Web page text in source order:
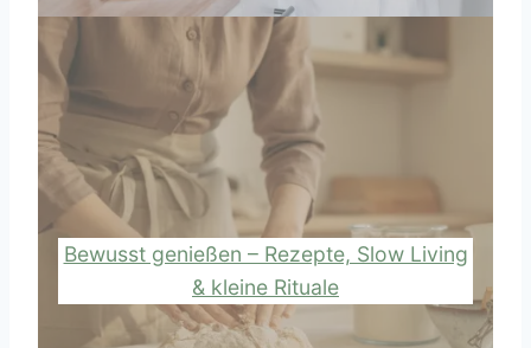
Bewusst genießen – Rezepte, Slow Living
& kleine Rituale